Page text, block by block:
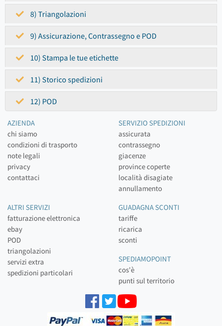
8) Triangolazioni
9) Assicurazione, Contrassegno e POD
10) Stampa le tue etichette
11) Storico spedizioni
12) POD
AZIENDA
chi siamo
condizioni di trasporto
note legali
privacy
contattaci
SERVIZIO SPEDIZIONI
assicurata
contrassegno
giacenze
province coperte
località disagiate
annullamento
ALTRI SERVIZI
fatturazione elettronica
ebay
POD
triangolazioni
servizi extra
spedizioni particolari
GUADAGNA SCONTI
tariffe
ricarica
sconti
SPEDIAMOPOINT
cos'è
punti sul territorio